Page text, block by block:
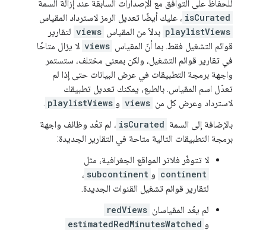
للحفاظ على التوافق مع الإصدارات السابقة عند إزالة السمة
isCurated ، عليك أيضًا تعديل الرمز لاسترداد المقياس
playlistViews بدلاً من المقياس views لتقارير
قوائم التشغيل فقط. بما أنّ المقياس views لا يزال متاحًا
في تقارير قوائم التشغيل، ولكن بمعنى مختلف، ستستمر
واجهة برمجة التطبيقات في عرض البيانات حتى إذا لم
تعدّل اسم المقياس. بالطبع، يمكنك تعديل تطبيقك
لاسترداد وعرض كل من views و playlistViews
.
بالإضافة إلى السمة isCurated ، لم تعُد وظائف واجهة
برمجة التطبيقات التالية متاحة في التقارير الجديدة:
لا تتوفّر فلاتر المواقع الجغرافية، مثل
continent و subcontinent ،
لتقارير قوائم تشغيل القنوات الجديدة.
لم يعُد المقياسان redViews
و estimatedRedMinutesWatched